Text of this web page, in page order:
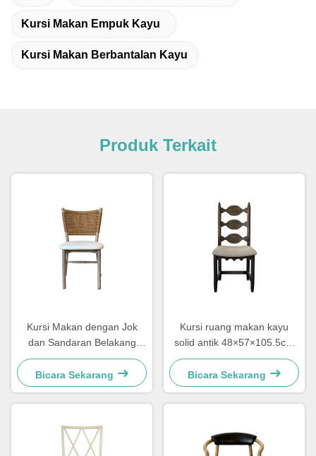
Kursi Makan Empuk Kayu
Kursi Makan Berbantalan Kayu
Produk Terkait
Kursi Makan dengan Jok
dan Sandaran Belakang
Anyaman, Mudah
Dibersihkan, Nyaman untuk
Ruang Makan
Bicara Sekarang
Kursi ruang makan kayu
solid antik 48×57×105.5cm
Lembut Dengan Sandaran
Tangga Berukir
Bicara Sekarang